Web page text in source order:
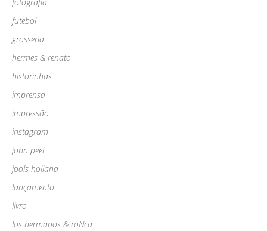
futebol
grosseria
hermes & renato
historinhas
imprensa
impressão
instagram
john peel
jools holland
lançamento
livro
los hermanos & roNca